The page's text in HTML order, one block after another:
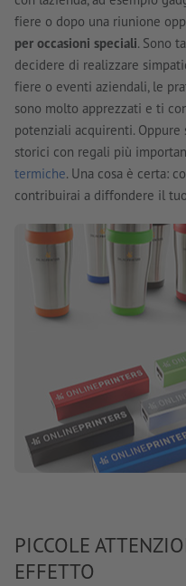
fiere o dopo una riunione
per occasioni speciali. Sono
decidere di realizzare
fiere o eventi aziendali, le
sono molto apprezzati e ti
potenziali acquirenti.
storici con regali più
termiche. Una cosa è certa:
contribuirai a diffondere il
PICCOLE
EFFETTO